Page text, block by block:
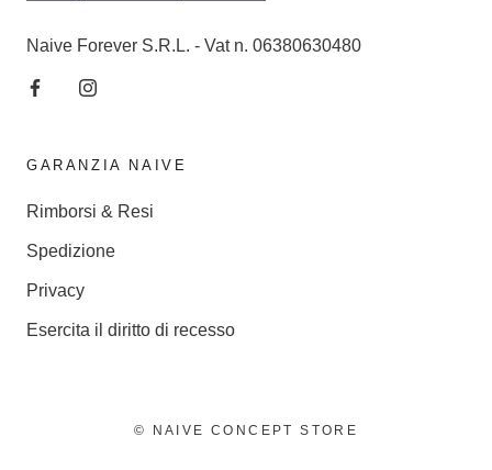
Naive Forever S.R.L. - Vat n. 06380630480
GARANZIA NAIVE
Rimborsi & Resi
Spedizione
Privacy
Esercita il diritto di recesso
© NAIVE CONCEPT STORE